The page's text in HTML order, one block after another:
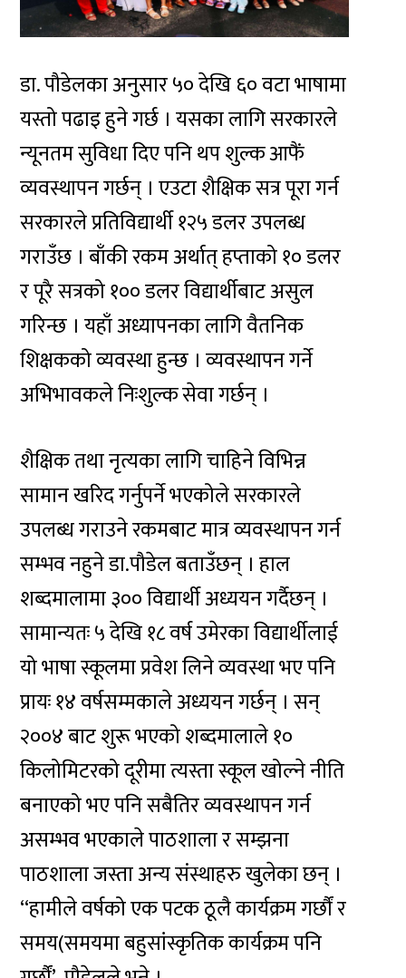
डा. पौडेलका अनुसार ५० देखि ६० वटा भाषामा
यस्तो पढाइ हुने गर्छ । यसका लागि सरकारले
न्यूनतम सुविधा दिए पनि थप शुल्क आफैं
व्यवस्थापन गर्छन् । एउटा शैक्षिक सत्र पूरा गर्न
सरकारले प्रतिविद्यार्थी १२५ डलर उपलब्ध
गराउँछ । बाँकी रकम अर्थात् हप्ताको १० डलर
र पूरै सत्रको १०० डलर विद्यार्थीबाट असुल
गरिन्छ । यहाँ अध्यापनका लागि वैतनिक
शिक्षकको व्यवस्था हुन्छ । व्यवस्थापन गर्ने
अभिभावकले निःशुल्क सेवा गर्छन् ।
शैक्षिक तथा नृत्यका लागि चाहिने विभिन्न
सामान खरिद गर्नुपर्ने भएकोले सरकारले
उपलब्ध गराउने रकमबाट मात्र व्यवस्थापन गर्न
सम्भव नहुने डा.पौडेल बताउँछन् । हाल
शब्दमालामा ३०० विद्यार्थी अध्ययन गर्दैछन् ।
सामान्यतः ५ देखि १८ वर्ष उमेरका विद्यार्थीलाई
यो भाषा स्कूलमा प्रवेश लिने व्यवस्था भए पनि
प्रायः १४ वर्षसम्मकाले अध्ययन गर्छन् । सन्
२००४ बाट शुरू भएको शब्दमालाले १०
किलोमिटरको दूरीमा त्यस्ता स्कूल खोल्ने नीति
बनाएको भए पनि सबैतिर व्यवस्थापन गर्न
असम्भव भएकाले पाठशाला र सम्झना
पाठशाला जस्ता अन्य संस्थाहरु खुलेका छन् ।
‘‘हामीले वर्षको एक पटक ठूलै कार्यक्रम गर्छौं र
समय(समयमा बहुसांस्कृतिक कार्यक्रम पनि